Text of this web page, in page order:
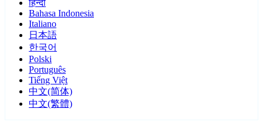
हिन्दी
Bahasa Indonesia
Italiano
日本語
한국어
Polski
Português
Tiếng Việt
中文(简体)
中文(繁體)